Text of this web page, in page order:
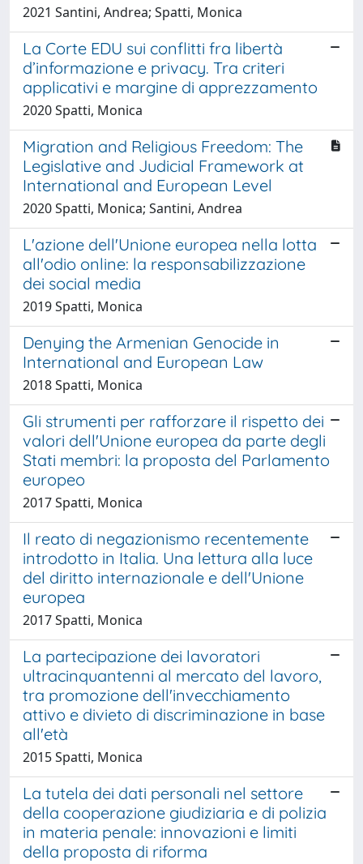
2021 Santini, Andrea; Spatti, Monica
La Corte EDU sui conflitti fra libertà
d’informazione e privacy. Tra criteri
applicativi e margine di apprezzamento
2020 Spatti, Monica
Migration and Religious Freedom: The
Legislative and Judicial Framework at
International and European Level
2020 Spatti, Monica; Santini, Andrea
L'azione dell'Unione europea nella lotta
all'odio online: la responsabilizzazione
dei social media
2019 Spatti, Monica
Denying the Armenian Genocide in
International and European Law
2018 Spatti, Monica
Gli strumenti per rafforzare il rispetto dei
valori dell'Unione europea da parte degli
Stati membri: la proposta del Parlamento
europeo
2017 Spatti, Monica
Il reato di negazionismo recentemente
introdotto in Italia. Una lettura alla luce
del diritto internazionale e dell'Unione
europea
2017 Spatti, Monica
La partecipazione dei lavoratori
ultracinquantenni al mercato del lavoro,
tra promozione dell'invecchiamento
attivo e divieto di discriminazione in base
all'età
2015 Spatti, Monica
La tutela dei dati personali nel settore
della cooperazione giudiziaria e di polizia
in materia penale: innovazioni e limiti
della proposta di riforma